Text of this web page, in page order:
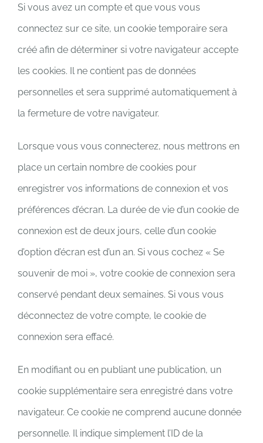
Si vous avez un compte et que vous vous
connectez sur ce site, un cookie temporaire sera
créé afin de déterminer si votre navigateur accepte
les cookies. Il ne contient pas de données
personnelles et sera supprimé automatiquement à
la fermeture de votre navigateur.
Lorsque vous vous connecterez, nous mettrons en
place un certain nombre de cookies pour
enregistrer vos informations de connexion et vos
préférences d’écran. La durée de vie d’un cookie de
connexion est de deux jours, celle d’un cookie
d’option d’écran est d’un an. Si vous cochez « Se
souvenir de moi », votre cookie de connexion sera
conservé pendant deux semaines. Si vous vous
déconnectez de votre compte, le cookie de
connexion sera effacé.
En modifiant ou en publiant une publication, un
cookie supplémentaire sera enregistré dans votre
navigateur. Ce cookie ne comprend aucune donnée
personnelle. Il indique simplement l’ID de la